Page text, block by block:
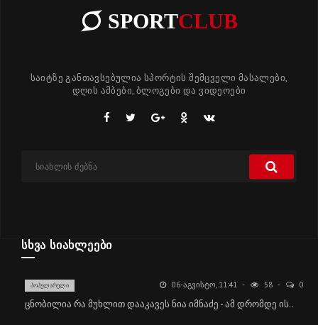
SPORTCLUB
საიტზე განთავსებულია სპორტის შემცველი მასალები,
დღის ამბები, ბლოგები და ვიდეოები
ᲡᲮᲕᲐ ᲡᲘᲐᲮᲚᲔᲔᲑᲘ
ᲞᲝᲞᲣᲚᲐᲠᲣᲚᲘ 06-ᲐᲒᲕᲘᲡᲢᲝ, 11:41 58 0
ცნობილია რა მუხლით დააკავეს ნია იმნაძე - ამ დრომდე ის..